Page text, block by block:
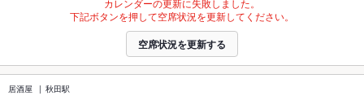
カレンダーの更新に失敗しました。
下記ボタンを押して空席状況を更新してください。
空席状況を更新する
居酒屋 秋田駅